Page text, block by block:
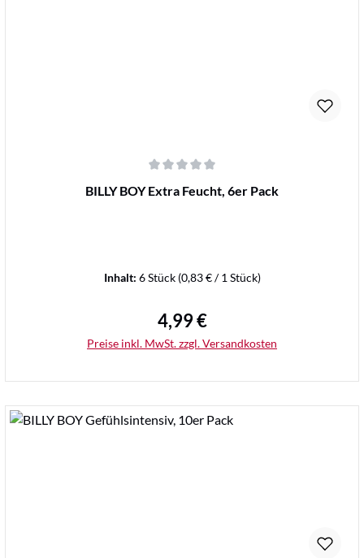
Durchschnittliche Bewertung von 0 von 5 Sternen
BILLY BOY Extra Feucht, 6er Pack
Inhalt: 6 Stück (0,83 € / 1 Stück)
Regulärer Preis:
4,99 €
Preise inkl. MwSt. zzgl. Versandkosten